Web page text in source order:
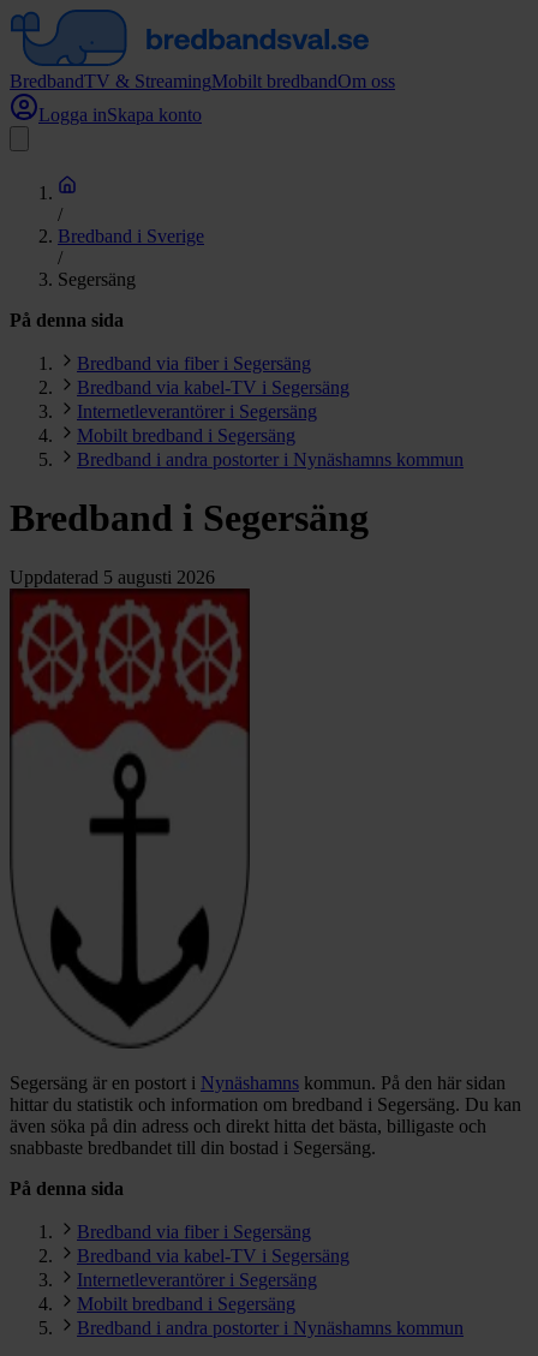
BredbandTV & StreamingMobilt bredbandOm oss
Logga inSkapa konto
/
Bredband i Sverige
/
Segersäng
På denna sida
Bredband via fiber i Segersäng
Bredband via kabel-TV i Segersäng
Internetleverantörer i Segersäng
Mobilt bredband i Segersäng
Bredband i andra postorter i Nynäshamns kommun
Bredband i Segersäng
Uppdaterad 5 augusti 2026
Segersäng är en postort i Nynäshamns kommun. På den här sidan
hittar du statistik och information om bredband i Segersäng. Du kan
även söka på din adress och direkt hitta det bästa, billigaste och
snabbaste bredbandet till din bostad i Segersäng.
På denna sida
Bredband via fiber i Segersäng
Bredband via kabel-TV i Segersäng
Internetleverantörer i Segersäng
Mobilt bredband i Segersäng
Bredband i andra postorter i Nynäshamns kommun